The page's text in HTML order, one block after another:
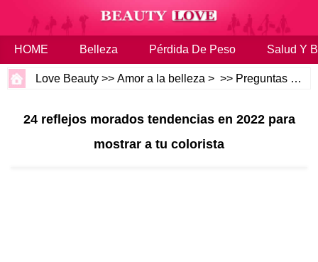
HOME Belleza Pérdida De Peso Salud Y
Love Beauty >>Amor a la belleza > >> Preguntas más frecuentes
24 reflejos morados tendencias en 2022 para
mostrar a tu colorista